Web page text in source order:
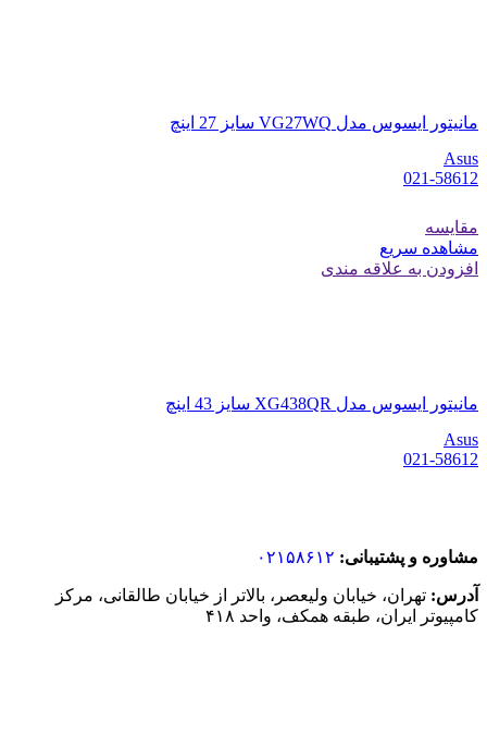
مانیتور ایسوس مدل VG27WQ سایز 27 اینچ
Asus
021-58612
مقایسه
مشاهده سریع
افزودن به علاقه مندی
مانیتور ایسوس مدل XG438QR سایز 43 اینچ
Asus
021-58612
مشاوره و پشتیبانی: ۰۲۱۵۸۶۱۲
آدرس: تهران، خیابان ولیعصر، بالاتر از خیابان طالقانی، مرکز
کامپیوتر ایران، طبقه همکف، واحد ۴۱۸